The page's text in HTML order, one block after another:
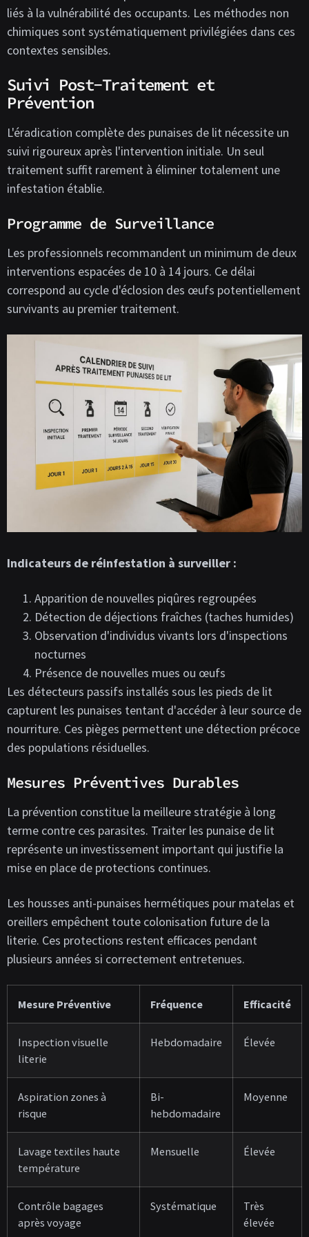
liés à la vulnérabilité des occupants. Les méthodes non
chimiques sont systématiquement privilégiées dans ces
contextes sensibles.
Suivi Post-Traitement et
Prévention
L'éradication complète des punaises de lit nécessite un
suivi rigoureux après l'intervention initiale. Un seul
traitement suffit rarement à éliminer totalement une
infestation établie.
Programme de Surveillance
Les professionnels recommandent un minimum de deux
interventions espacées de 10 à 14 jours. Ce délai
correspond au cycle d'éclosion des œufs potentiellement
survivants au premier traitement.
Indicateurs de réinfestation à surveiller :
Apparition de nouvelles piqûres regroupées
Détection de déjections fraîches (taches humides)
Observation d'individus vivants lors d'inspections
nocturnes
Présence de nouvelles mues ou œufs
Les détecteurs passifs installés sous les pieds de lit
capturent les punaises tentant d'accéder à leur source de
nourriture. Ces pièges permettent une détection précoce
des populations résiduelles.
Mesures Préventives Durables
La prévention constitue la meilleure stratégie à long
terme contre ces parasites. Traiter les punaise de lit
représente un investissement important qui justifie la
mise en place de protections continues.
Les housses anti-punaises hermétiques pour matelas et
oreillers empêchent toute colonisation future de la
literie. Ces protections restent efficaces pendant
plusieurs années si correctement entretenues.
Mesure Préventive Fréquence Efficacité
Inspection visuelle
literie
Hebdomadaire Élevée
Aspiration zones à
risque
Bi-
hebdomadaire
Moyenne
Lavage textiles haute
température
Mensuelle Élevée
Contrôle bagages
après voyage
Systématique
Très
élevée